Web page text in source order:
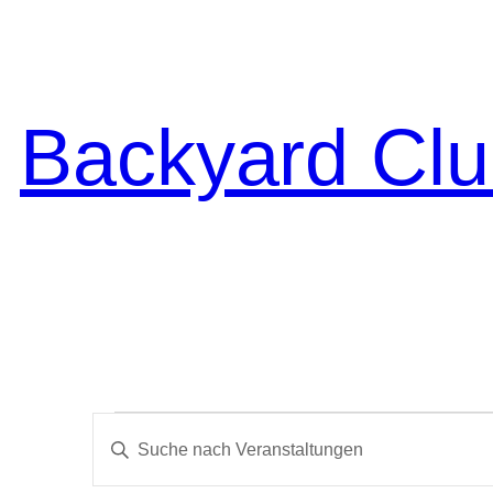
Backyard
Veranstaltungen
Veranstaltungen
Suche
Bitte